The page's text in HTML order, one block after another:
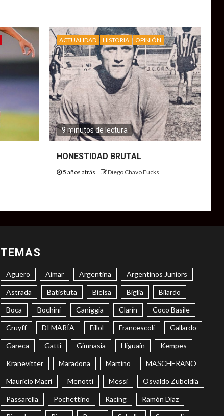
ACTUALIDAD HISTORIA OPINIÓN
9 minutos de lectura
HONESTIDAD BRUTAL
5 años atrás Diego Chavo Fucks
TEMAS
Agüero Aimar Argentina Argentinos Juniors
Astrada Batistuta Bielsa Biglia Bilardo
Boca Bochini Caniggia Clarín Coco Basile
Cruyff DI MARÍA Fillol Francescoli Gallardo
Gareca Gatti Gimnasia Higuaín Kempes
Kranevitter Maradona Martino MASCHERANO
Mauricio Macri Menotti Messi Osvaldo Zubeldía
Passarella Pochettino Racing Ramón Díaz